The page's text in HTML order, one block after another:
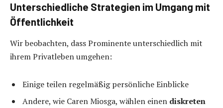
Unterschiedliche Strategien im Umgang mit
Öffentlichkeit
Wir beobachten, dass Prominente unterschiedlich mit
ihrem Privatleben umgehen:
Einige teilen regelmäßig persönliche Einblicke
Andere, wie Caren Miosga, wählen einen diskreten